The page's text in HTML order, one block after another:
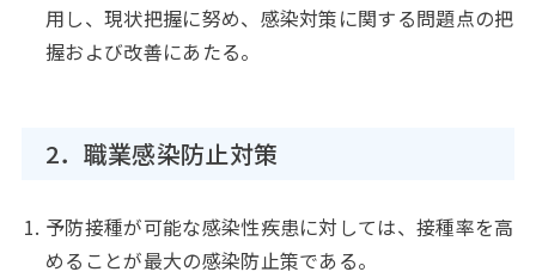
用し、現状把握に努め、感染対策に関する問題点の把
握および改善にあたる。
2．職業感染防止対策
予防接種が可能な感染性疾患に対しては、接種率を高
めることが最大の感染防止策である。